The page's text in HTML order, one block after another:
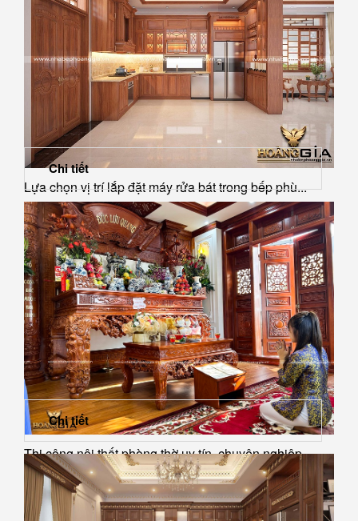
Lựa chọn vị trí lắp đặt máy rửa bát trong bếp phù...
Chi tiết
Thi công nội thất phòng thờ uy tín, chuyên nghiệp
Chi tiết